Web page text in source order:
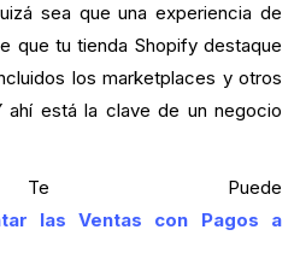
sea que una experiencia de
que tu tienda Shopify destaque
los marketplaces y otros
ahí está la clave de un negocio
Te Puede
las Ventas con Pagos a